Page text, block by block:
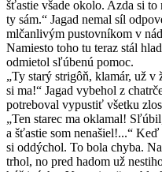
šťastie všade okolo. Azda si
ty sám.“ Jagad nemal síl
mlčanlivým pustovníkom v
Namiesto toho tu teraz stál
odmietol sľúbenú pomoc.
„Ty starý strigôň, klamár, už
si ma!“ Jagad vybehol z
potreboval vypustiť všetku
„Ten starec ma oklamal!
a šťastie som nenašiel!...“
si oddýchol. To bola chyba.
trhol, no pred hadom už